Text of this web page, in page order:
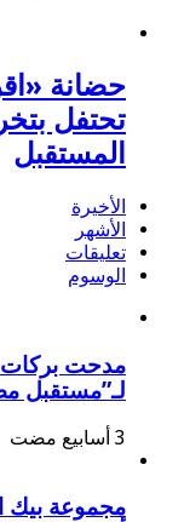
حضانة
المستقبل
الأخيرة
الأشهر
تعليقات
الوسوم
مدحت بركات
لـ”مستقبل